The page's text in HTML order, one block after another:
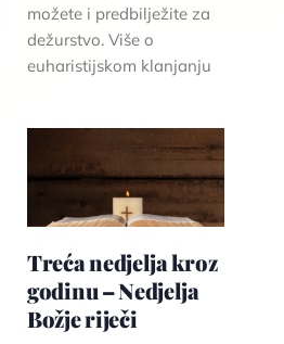
možete i predbilježite za
dežurstvo. Više o
euharistijskom klanjanju
Treća nedjelja kroz
godinu – Nedjelja
Božje riječi